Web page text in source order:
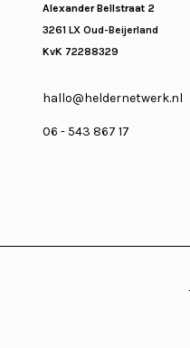
Alexander Bellstraat 2
3261 LX Oud-Beijerland
KvK 72288329
hallo@heldernetwerk.nl
06 - 543 867 17